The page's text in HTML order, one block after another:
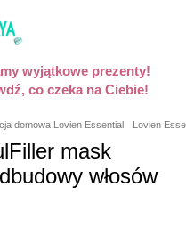
wyjątkowe prezenty!
co czeka na Ciebie!
domowa Lovien Essential Lovien
mask
włosów